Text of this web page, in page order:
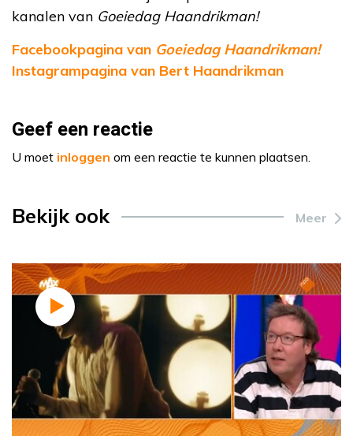
kanalen van Goeiedag Haandrikman!
Facebookpagina van Goeiedag Haandrikman!
Instagrampagina van Bert Haandrikman
Geef een reactie
U moet inloggen om een reactie te kunnen plaatsen.
Bekijk ook Meer